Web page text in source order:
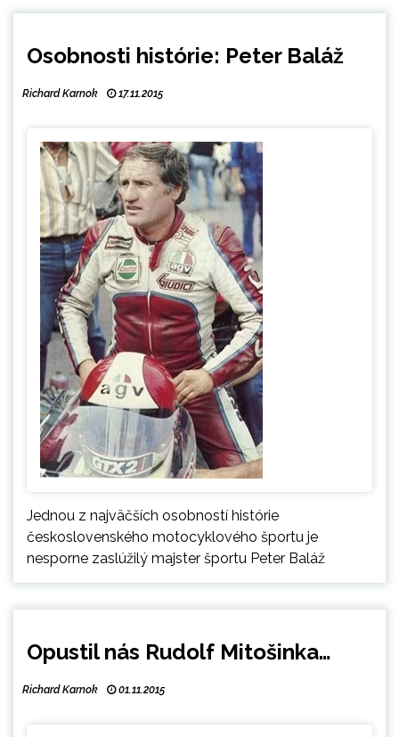
Osobnosti histórie: Peter Baláž
Richard Karnok 17.11.2015
Jednou z najväčších osobností histórie
československého motocyklového športu je
nesporne zaslúžilý majster športu Peter Baláž
Opustil nás Rudolf Mitošinka…
Richard Karnok 01.11.2015